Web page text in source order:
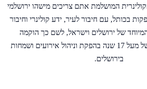
המושלמת אתם צריכים מישהו ירושלמי
בכותל, עם חיבור לעיר, ידע קולינרי וחיבור
של ירושלים וישראל, לשם כך הוקמה
AM:EM, עם ניסיון של מעל 17 שנה בהפקת וניהול אירועים ושמחות
בירושלים.